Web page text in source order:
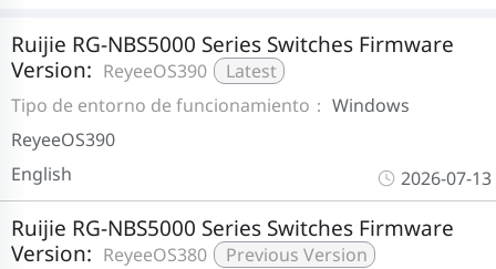
Ruijie RG-NBS5000 Series Switches Firmware
Version: ReyeeOS390
Latest
Tipo de entorno de funcionamiento： Windows
ReyeeOS390
English
2026-07-13
Ruijie RG-NBS5000 Series Switches Firmware
Version: ReyeeOS380
Previous Version